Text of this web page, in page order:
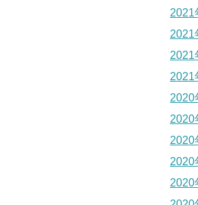
2021
2021
2021
2021
2020
2020
2020
2020
2020